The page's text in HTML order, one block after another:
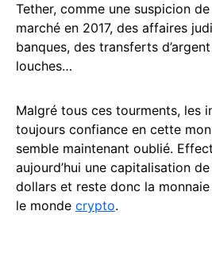
Tether, comme une suspicion
marché en 2017, des affaires
banques, des transferts
louches…
Malgré tous ces tourments, les
toujours confiance en cette
semble maintenant oublié.
aujourd’hui une capitalisation
dollars et reste donc la
le monde crypto.